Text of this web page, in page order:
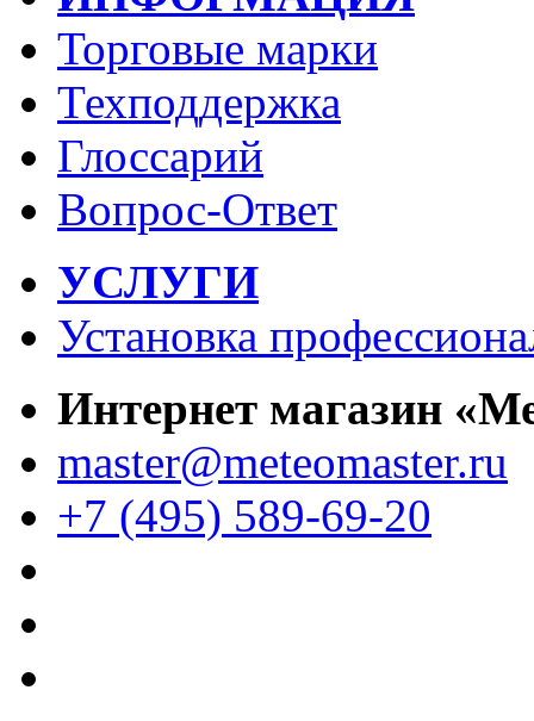
Торговые марки
Техподдержка
Глоссарий
Вопрос-Ответ
УСЛУГИ
Установка
Интернет магазин
master@meteomaster.ru
+7 (495) 589-69-20